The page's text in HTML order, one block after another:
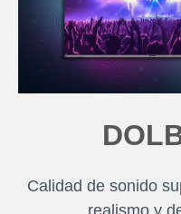
Calidad de sonido